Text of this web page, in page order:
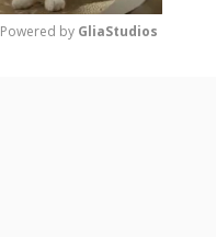
Powered by GliaStudios